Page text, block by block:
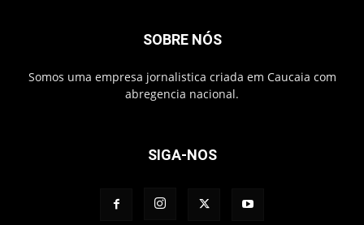
SOBRE NÓS
Somos uma empresa jornalistica criada em Caucaia com
abregencia nacional.
SIGA-NOS